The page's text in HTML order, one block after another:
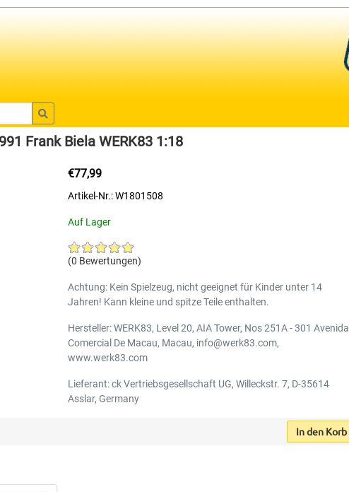
Frank Biela WERK83 1:18
€77,99
Artikel-Nr.: W1801508
Auf Lager
(0 Bewertungen)
Achtung: Kein Spielzeug, nicht geeignet für Kinder unter 14
Jahren! Kann kleine und spitze Teile enthalten.
Hersteller: WERK83, Level 20, AIA Tower, Nos 251A - 301 Avenida
Comercial De Macau, Macau, info@werk83.com,
www.werk83.com
Lieferant: ck Vertriebsgesellschaft UG, Willeckstr. 7, D-35614
Asslar, Germany
In den Korb